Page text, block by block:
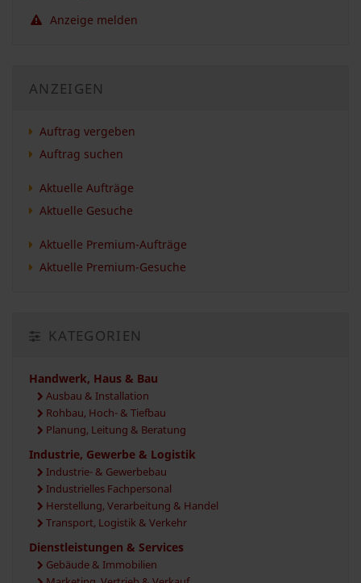
Anzeige melden
ANZEIGEN
Auftrag vergeben
Auftrag suchen
Aktuelle Aufträge
Aktuelle Gesuche
Aktuelle Premium-Aufträge
Aktuelle Premium-Gesuche
KATEGORIEN
Handwerk, Haus & Bau
Ausbau & Installation
Rohbau, Hoch- & Tiefbau
Planung, Leitung & Beratung
Industrie, Gewerbe & Logistik
Industrie- & Gewerbebau
Industrielles Fachpersonal
Herstellung, Verarbeitung & Handel
Transport, Logistik & Verkehr
Dienstleistungen & Services
Gebäude & Immobilien